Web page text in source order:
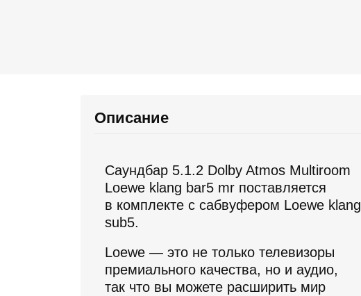
Описание
Саундбар 5.1.2 Dolby Atmos Multiroom
Loewe klang bar5 mr поставляется
в комплекте с сабвуфером Loewe klang
sub5.
Loewe — это не только телевизоры
премиального качества, но и аудио,
так что вы можете расширить мир